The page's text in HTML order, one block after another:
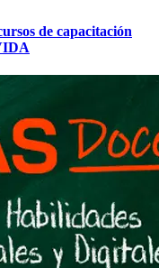
de capacitación